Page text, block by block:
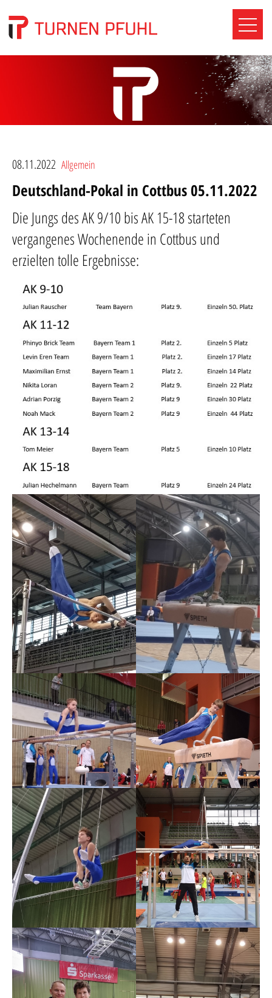
08.11.2022 Allgemein
Deutschland-Pokal in Cottbus 05.11.2022
Die Jungs des AK 9/10 bis AK 15-18 starteten
vergangenes Wochenende in Cottbus und
erzielten tolle Ergebnisse: